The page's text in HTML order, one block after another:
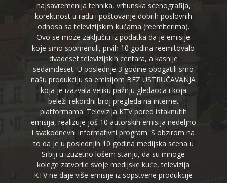
najsavremenija tehnika, vrhunska scenografija,
korektnost u radu i poštovanje dobrih poslovnih
odnosa sa televizijskim kućama (reemiterima).
Ovo se moze zaključiti iz podatka da je emisije
koje smo spomenuli, prvih 10 godina reemitovalo
dvadeset televizijskih centara, a kasnije
sedamdeset. U poslednje 3 godine obogatili smo
našu produkciju sa emisijom BEZ USTRUČAVANJA
koja je izazvala veliku pažnju gledaoca i koja
beleži rekordni broj pregleda na internet
platformama. Televizija KTV pored istaknutih
emisija, realizuje još 10 autorskih emisija nedeljno
i svakodnevni informativni program. S obzirom na
to da je u poslednjih 10 godina medijska scena u
Srbiji u izuzetno lošem stanju, da su mnoge
kolege zatvorile svoje medijske kuće, televizija
KTV ne daje više emisije iz sopstvene produkcije